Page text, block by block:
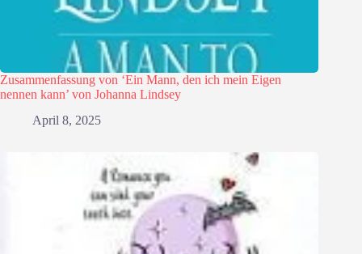
Zusammenfassung von ‘Ein Mann, den ich mein Eigen
nennen kann’ von Johanna Lindsey
April 8, 2025